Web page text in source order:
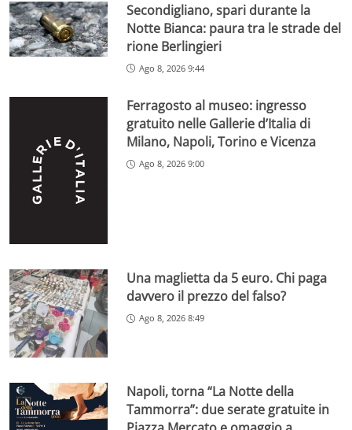
Secondigliano, spari durante la
Notte Bianca: paura tra le strade del
rione Berlingieri
Ago 8, 2026 9:44
Ferragosto al museo: ingresso
gratuito nelle Gallerie d’Italia di
Milano, Napoli, Torino e Vicenza
Ago 8, 2026 9:00
Una maglietta da 5 euro. Chi paga
davvero il prezzo del falso?
Ago 8, 2026 8:49
Napoli, torna “La Notte della
Tammorra”: due serate gratuite in